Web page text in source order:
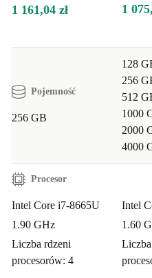
1 161,04 zł 1
Pojemność
256 GB
128
256
512
1000
2000
4000
Procesor
Intel Core i7-8665U
1.90 GHz
Liczba rdzeni
procesorów: 4
Intel
1.60